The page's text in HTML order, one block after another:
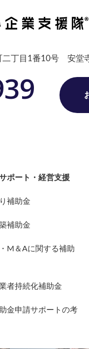
丁目1番10号 安堂
ポート・経営支援
補助金
補助金
M＆Aに関する補助
者持続化補助金
金申請サポートの考